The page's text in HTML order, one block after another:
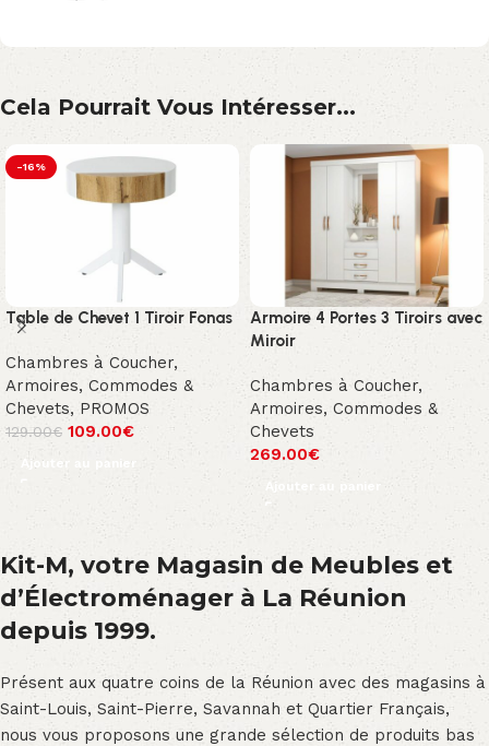
Cela Pourrait Vous Intéresser...
-16%
Table de Chevet 1 Tiroir Fonas
Chambres à Coucher,
Armoires, Commodes &
Chevets, PROMOS
129.00€ 109.00€
Ajouter au panier
Armoire 4 Portes 3 Tiroirs avec
Miroir
Chambres à Coucher,
Armoires, Commodes &
Chevets
269.00€
Ajouter au panier
Kit-M, votre Magasin de Meubles et
d’Électroménager à La Réunion
depuis 1999.
Présent aux quatre coins de la Réunion avec des magasins à
Saint-Louis, Saint-Pierre, Savannah et Quartier Français,
nous vous proposons une grande sélection de produits bas